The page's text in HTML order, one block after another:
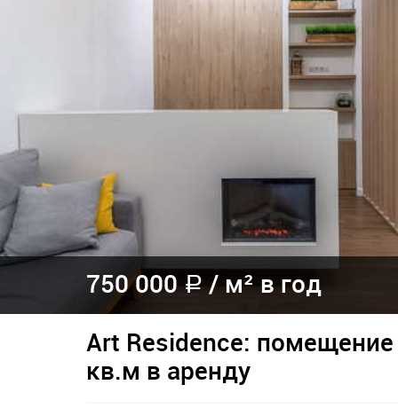
750 000a /м² в год
Art Residence:
кв.м в аренду